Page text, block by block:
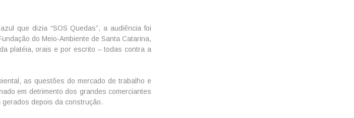
que dizia “SOS Quedas”, a audiência foi
do Meio-Ambiente de Santa Catarina,
platéia, orais e por escrito – todas contra a
as questões do mercado de trabalho e
em detrimento dos grandes comerciantes
depois da construção.